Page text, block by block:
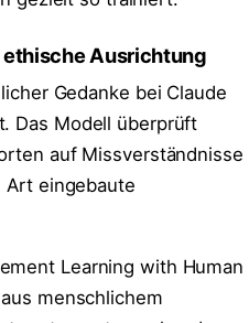
Ausrichtung
Gedanke bei Claude
Das Modell überprüft
auf Missverständnisse
eingebaute
Learning with Human
menschlichem